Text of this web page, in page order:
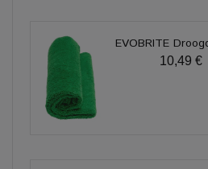
EVOBRITE
10,49 €